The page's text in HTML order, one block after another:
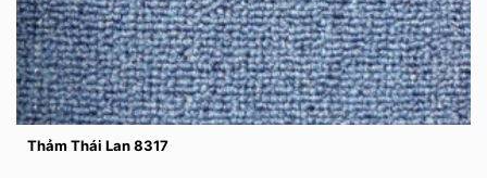
Thảm Thái Lan 8317